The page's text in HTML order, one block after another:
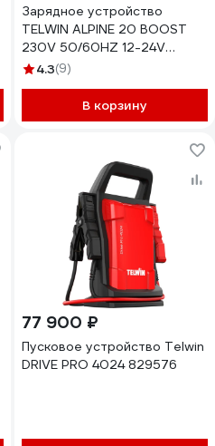
Зарядное устройство
TELWIN ALPINE 20 BOOST
230V 50/60HZ 12-24V
807546
4.3(9)
В корзину
77 900 ₽
Пусковое устройство Telwin
DRIVE PRO 4024 829576